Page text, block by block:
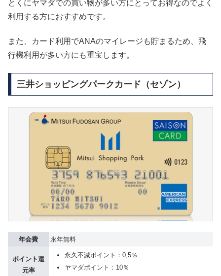
とくにヤマダでの買い物が多い方にとってお得なのでよく
利用する方におすすめです。
また、カード利用でANAのマイレージも貯まるため、飛
行機利用が多い方にも重宝します。
三井ショッピングパークカード（セゾン）
年会費 永年無料
ポイント還
元率
永久不滅ポイント：0,5％
ヤマダポイント：10％